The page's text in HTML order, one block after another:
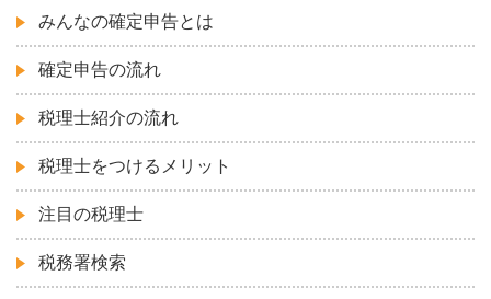
みんなの確定申告とは
確定申告の流れ
税理士紹介の流れ
税理士をつけるメリット
注目の税理士
税務署検索